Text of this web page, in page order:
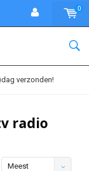
0
verzonden!
radio
Meest